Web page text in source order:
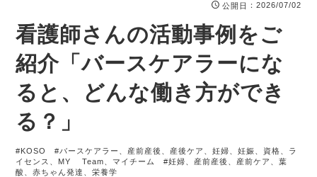
公開日 ：2026/07/02
看護師さんの活動事例をご
紹介「バースケアラーにな
ると、どんな働き方ができ
る？」
#KOSO
#バースケアラー、産前産後、産後ケア、妊婦、妊娠、資格、ラ
イセンス、MY Team、マイチーム
#妊婦、産前産後、産前ケア、葉
酸、赤ちゃん発達、栄養学